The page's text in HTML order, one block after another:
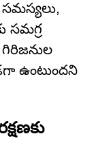
సమగ్ర
ఉంటుందని